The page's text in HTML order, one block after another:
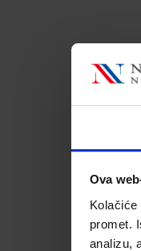
Ova
promet.
analizu,